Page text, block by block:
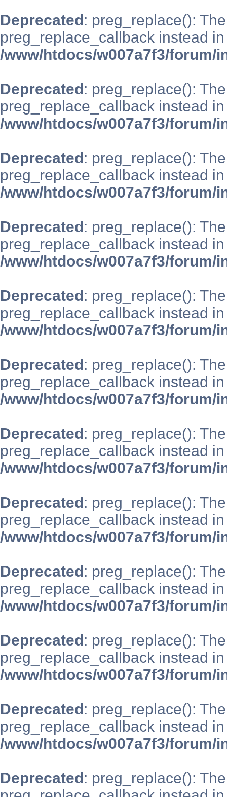
Deprecated: preg_replace():
preg_replace_callback instead in
/www/htdocs/w007a7f3/forum/
Deprecated: preg_replace():
preg_replace_callback instead in
/www/htdocs/w007a7f3/forum/
Deprecated: preg_replace():
preg_replace_callback instead in
/www/htdocs/w007a7f3/forum/
Deprecated: preg_replace():
preg_replace_callback instead in
/www/htdocs/w007a7f3/forum/
Deprecated: preg_replace():
preg_replace_callback instead in
/www/htdocs/w007a7f3/forum/
Deprecated: preg_replace():
preg_replace_callback instead in
/www/htdocs/w007a7f3/forum/
Deprecated: preg_replace():
preg_replace_callback instead in
/www/htdocs/w007a7f3/forum/
Deprecated: preg_replace():
preg_replace_callback instead in
/www/htdocs/w007a7f3/forum/
Deprecated: preg_replace():
preg_replace_callback instead in
/www/htdocs/w007a7f3/forum/
Deprecated: preg_replace():
preg_replace_callback instead in
/www/htdocs/w007a7f3/forum/
Deprecated: preg_replace():
preg_replace_callback instead in
/www/htdocs/w007a7f3/forum/
Deprecated: preg_replace():